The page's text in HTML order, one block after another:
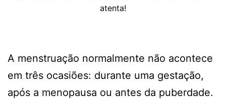
atenta!
A menstruação normalmente não acontece
em três ocasiões: durante uma gestação,
após a menopausa ou antes da puberdade.